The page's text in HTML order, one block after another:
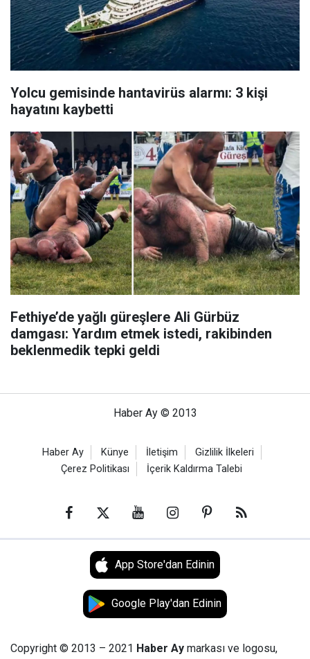
Yolcu gemisinde hantavirüs alarmı: 3 kişi
hayatını kaybetti
Fethiye’de yağlı güreşlere Ali Gürbüz
damgası: Yardım etmek istedi, rakibinden
beklenmedik tepki geldi
Haber Ay © 2013
Haber Ay Künye İletişim
Gizlilik İlkeleri
Çerez Politikası
İçerik Kaldırma Talebi
App Store'dan Edinin
Google Play'dan Edinin
Copyright © 2013 – 2021 Haber Ay markası ve logosu,